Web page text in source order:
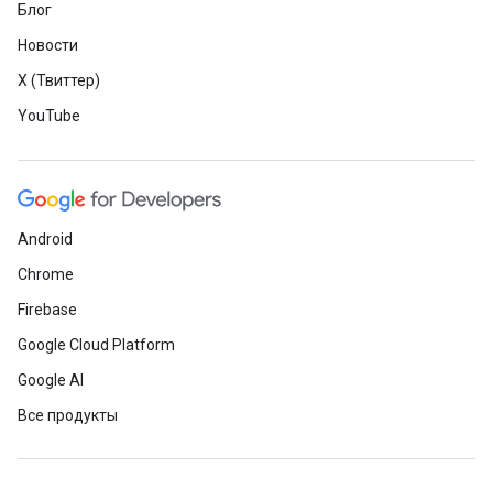
Блог
Новости
X (Твиттер)
YouTube
Android
Chrome
Firebase
Google Cloud Platform
Google AI
Все продукты